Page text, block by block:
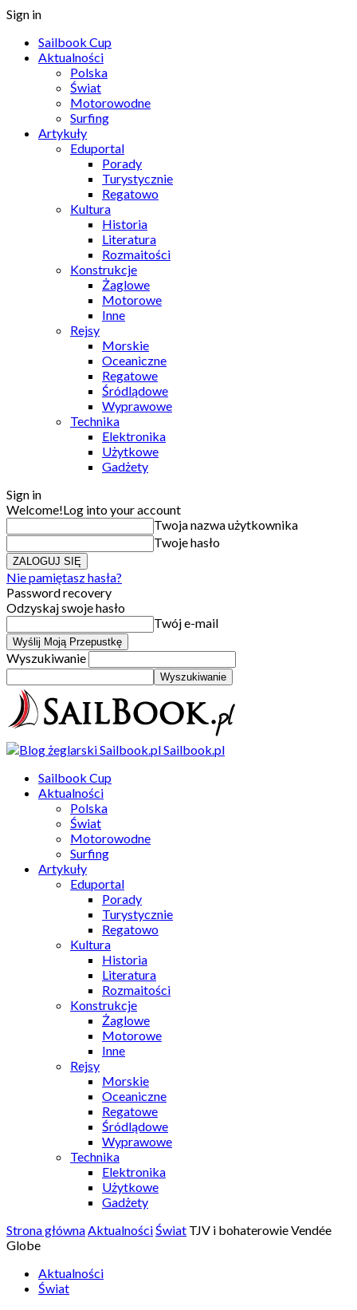
Sign in
Sailbook Cup
Aktualności
Polska
Świat
Motorowodne
Surfing
Artykuły
Eduportal
Porady
Turystycznie
Regatowo
Kultura
Historia
Literatura
Rozmaitości
Konstrukcje
Żaglowe
Motorowe
Inne
Rejsy
Morskie
Oceaniczne
Regatowe
Śródlądowe
Wyprawowe
Technika
Elektronika
Użytkowe
Gadżety
Sign in
Welcome!Log into your account
Twoja nazwa użytkownika
Twoje hasło
Nie pamiętasz hasła?
Password recovery
Odzyskaj swoje hasło
Twój e-mail
Wyszukiwanie
Sailbook.pl
Sailbook Cup
Aktualności
Polska
Świat
Motorowodne
Surfing
Artykuły
Eduportal
Porady
Turystycznie
Regatowo
Kultura
Historia
Literatura
Rozmaitości
Konstrukcje
Żaglowe
Motorowe
Inne
Rejsy
Morskie
Oceaniczne
Regatowe
Śródlądowe
Wyprawowe
Technika
Elektronika
Użytkowe
Gadżety
Strona głównaAktualnościŚwiat TJV i bohaterowie Vendée
Globe
Aktualności
Świat